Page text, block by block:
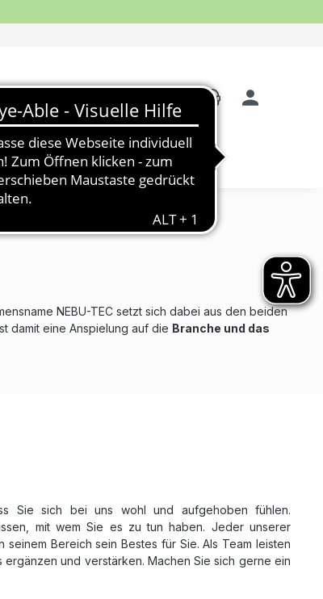
NEBU-TEC setzt sich dabei aus den beiden
damit eine Anspielung auf die Branche und das
Sie sich bei uns wohl und aufgehoben fühlen.
mit wem Sie es zu tun haben. Jeder unserer
Bereich sein Bestes für Sie. Als Team leisten
und verstärken. Machen Sie sich gerne ein